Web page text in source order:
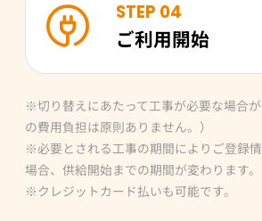
STEP 04
ご利用開始
※切り替えにあたって工事が必要な場合
の費用負担は原則ありません。）
※必要とされる工事の期間によりご登録
場合、供給開始までの期間が変わります。
※クレジットカード払いも可能です。